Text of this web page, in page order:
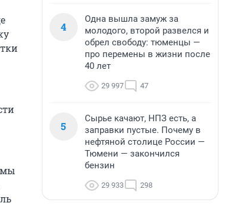
мы
4
Одна вышла замуж за
молодого, второй развелся и
обрел свободу: тюменцы —
про перемены в жизни после
40 лет
29 997 47
5
Сырье качают, НПЗ есть, а
заправки пустые. Почему в
нефтяной столице России —
Тюмени — закончился
бензин
29 933 298